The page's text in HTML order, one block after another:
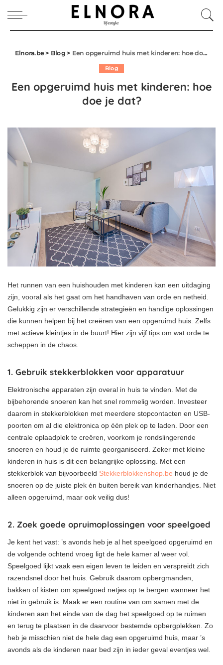
Elnora.be> Blog> Een opgeruimd huis met kinderen: hoe doe je dat?
Blog
Een opgeruimd huis met kinderen: hoe
doe je dat?
Het runnen van een huishouden met kinderen kan een uitdaging
zijn, vooral als het gaat om het handhaven van orde en netheid.
Gelukkig zijn er verschillende strategieën en handige oplossingen
die kunnen helpen bij het creëren van een opgeruimd huis. Zelfs
met actieve kleintjes in de buurt! Hier zijn vijf tips om wat orde te
scheppen in de chaos.
1. Gebruik stekkerblokken voor apparatuur
Elektronische apparaten zijn overal in huis te vinden. Met de
bijbehorende snoeren kan het snel rommelig worden. Investeer
daarom in stekkerblokken met meerdere stopcontacten en USB-
poorten om al die elektronica op één plek op te laden. Door een
centrale oplaadplek te creëren, voorkom je rondslingerende
snoeren en houd je de ruimte georganiseerd. Zeker met kleine
kinderen in huis is dit een belangrijke oplossing. Met een
stekkerblok van bijvoorbeeld Stekkerblokkenshop.be houd je de
snoeren op de juiste plek én buiten bereik van kinderhandjes. Niet
alleen opgeruimd, maar ook veilig dus!
2. Zoek goede opruimoplossingen voor speelgoed
Je kent het vast: ’s avonds heb je al het speelgoed opgeruimd en
de volgende ochtend vroeg ligt de hele kamer al weer vol.
Speelgoed lijkt vaak een eigen leven te leiden en verspreidt zich
razendsnel door het huis. Gebruik daarom opbergmanden,
bakken of kisten om speelgoed netjes op te bergen wanneer het
niet in gebruik is. Maak er een routine van om samen met de
kinderen aan het einde van de dag het speelgoed op te ruimen
en terug te plaatsen in de daarvoor bestemde opbergplekken. Zo
heb je misschien niet de hele dag een opgeruimd huis, maar ’s
avonds als de kinderen naar bed zijn in ieder geval eventjes wel.